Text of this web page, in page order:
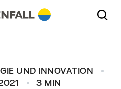
UND INNOVATION
3 MIN